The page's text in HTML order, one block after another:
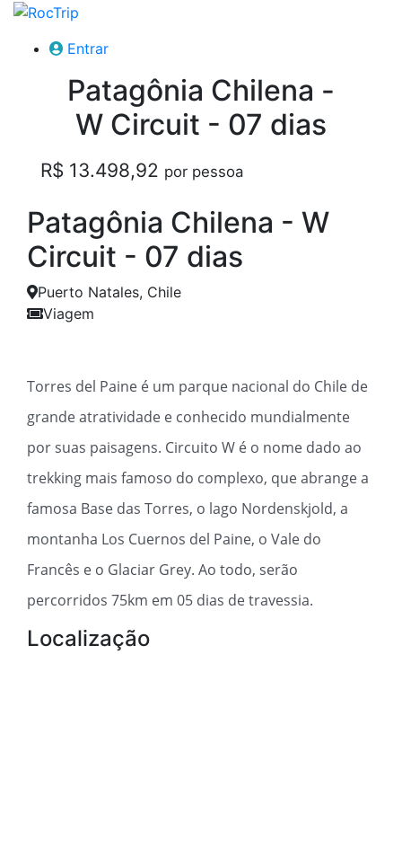
Entrar
Patagônia Chilena -
W Circuit - 07 dias
R$ 13.498,92 por pessoa
Patagônia Chilena - W
Circuit - 07 dias
Puerto Natales, Chile
Viagem
Torres del Paine é um parque nacional do Chile de
grande atratividade e conhecido mundialmente
por suas paisagens. Circuito W é o nome dado ao
trekking mais famoso do complexo, que abrange a
famosa Base das Torres, o lago Nordenskjold, a
montanha Los Cuernos del Paine, o Vale do
Francês e o Glaciar Grey. Ao todo, serão
percorridos 75km em 05 dias de travessia.
Localização